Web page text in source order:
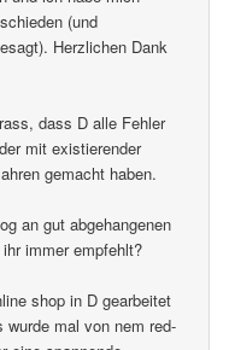
(und
Herzlichen Dank
dass D alle Fehler
mit existierender
gemacht haben.
an gut abgehangenen
immer empfehlt?
shop in D gearbeitet
wurde mal von nem red-